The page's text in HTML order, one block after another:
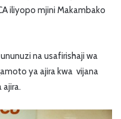
iliyopo mjini Makambako
na usafirishaji wa
ya ajira kwa vijana
ajira.